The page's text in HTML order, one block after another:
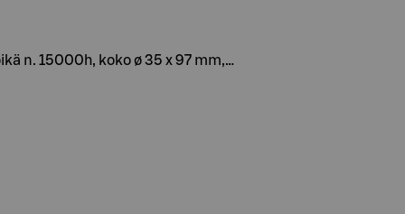
n. 15000h, koko ø 35 x 97 mm,…